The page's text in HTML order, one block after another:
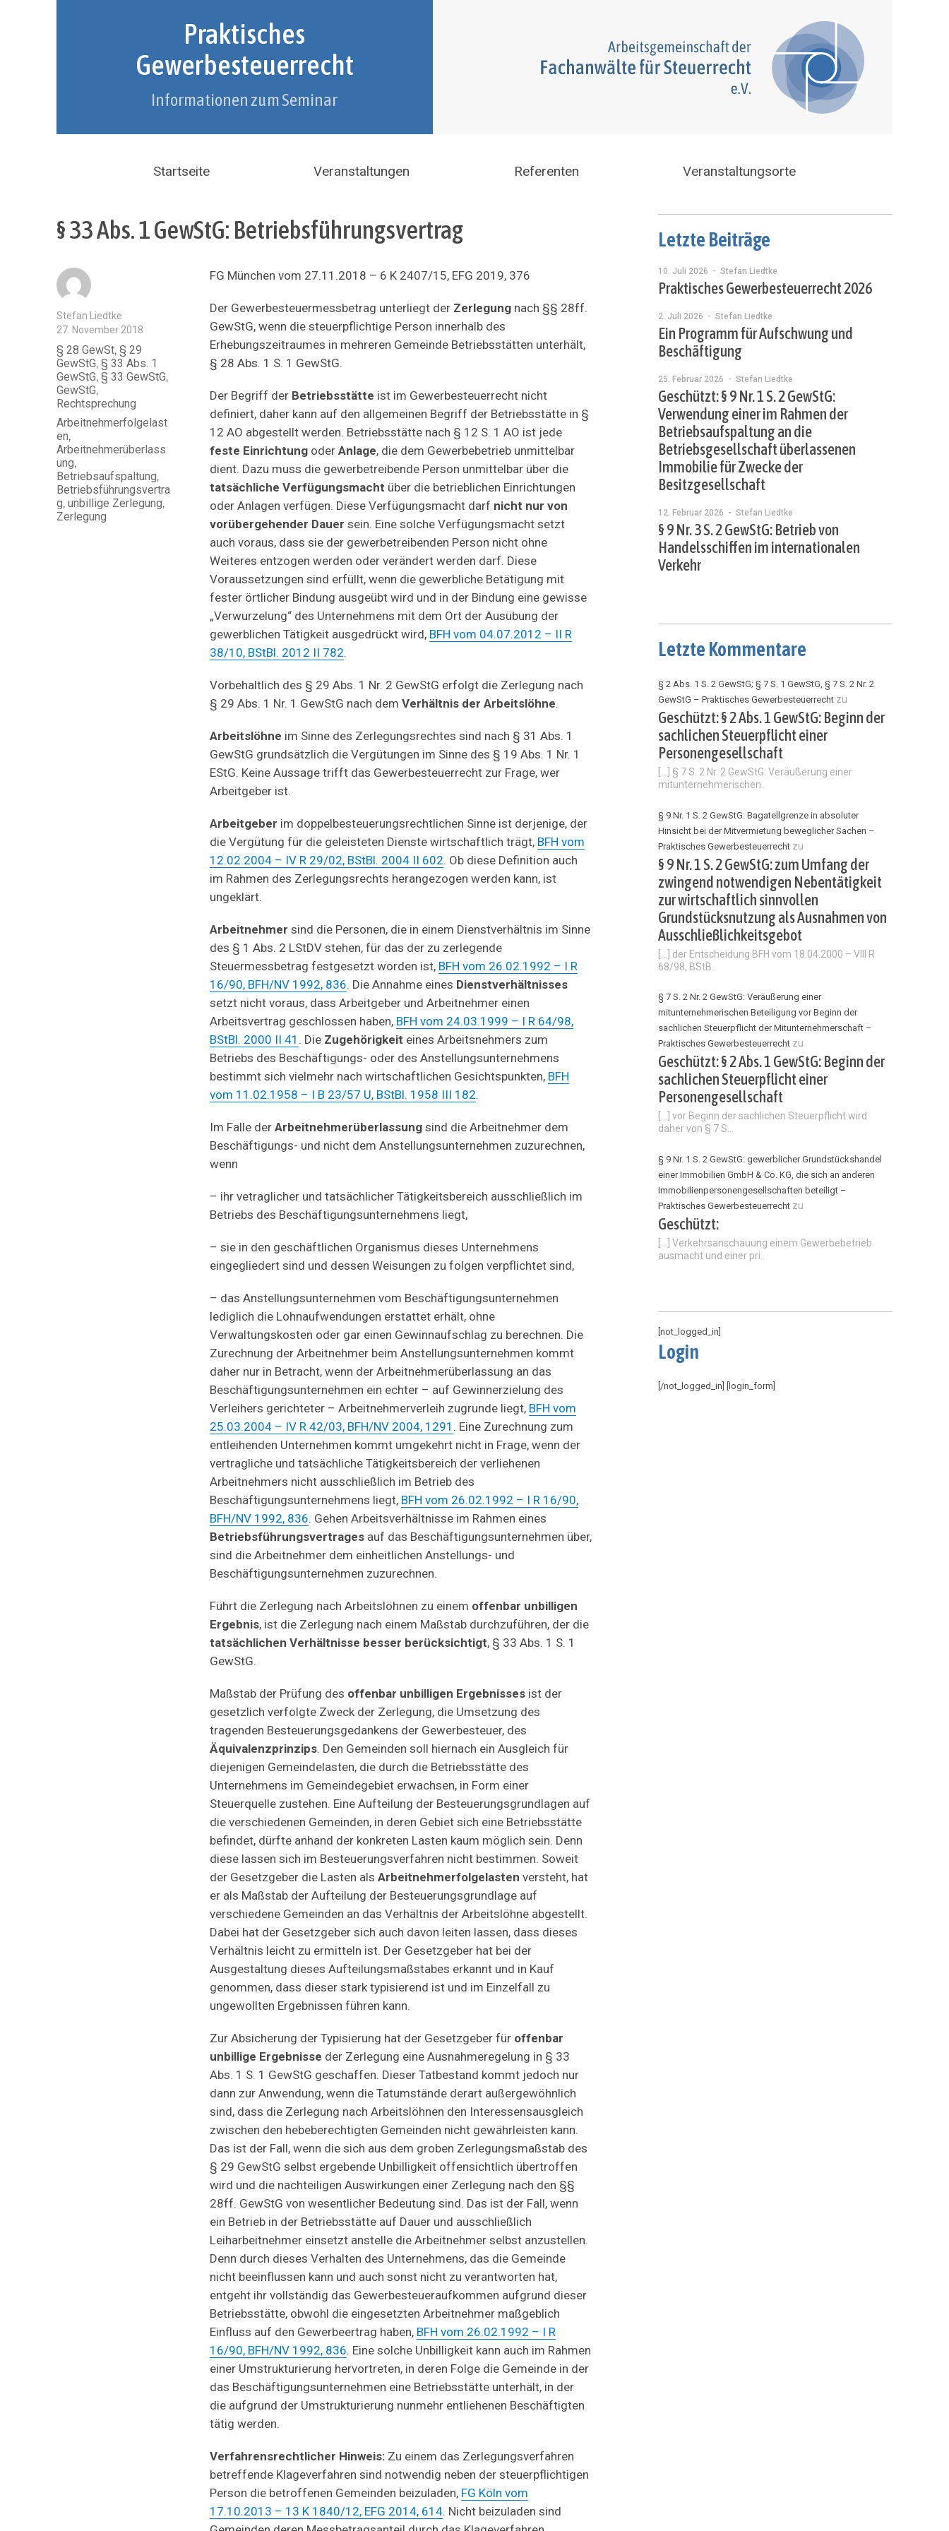
Praktisches
Gewerbesteuerrecht
Informationen zum Seminar
Startseite Veranstaltungen Referenten Veranstaltungsorte
§ 33 Abs. 1 GewStG: Betriebsführungsvertrag
FG München vom 27.11.2018 – 6 K 2407/15, EFG 2019, 376
Der Gewerbesteuermessbetrag unterliegt der Zerlegung nach §§ 28ff.
GewStG, wenn die steuerpflichtige Person innerhalb des
Erhebungszeitraumes in mehreren Gemeinde Betriebsstätten unterhält,
§ 28 Abs. 1 S. 1 GewStG.
Der Begriff der Betriebsstätte ist im Gewerbesteuerrecht nicht
definiert, daher kann auf den allgemeinen Begriff der Betriebsstätte in §
12 AO abgestellt werden. Betriebsstätte nach § 12 S. 1 AO ist jede
feste Einrichtungoder Anlage, die dem Gewerbebetrieb unmittelbar
dient. Dazu muss die gewerbetreibende Person unmittelbar über die
tatsächliche Verfügungsmacht über die betrieblichen Einrichtungen
oder Anlagen verfügen. Diese Verfügungsmacht darf nicht nur von
vorübergehender Dauer sein. Eine solche Verfügungsmacht setzt
auch voraus, dass sie der gewerbetreibenden Person nicht ohne
Weiteres entzogen werden oder verändert werden darf. Diese
Voraussetzungen sind erfüllt, wenn die gewerbliche Betätigung mit
fester örtlicher Bindung ausgeübt wird und in der Bindung eine gewisse
„Verwurzelung“ des Unternehmens mit dem Ort der Ausübung der
gewerblichen Tätigkeit ausgedrückt wird, BFH vom 04.07.2012 – II R
38/10, BStBl. 2012 II 782.
Vorbehaltlich des § 29 Abs. 1 Nr. 2 GewStG erfolgt die Zerlegung nach
§ 29 Abs. 1 Nr. 1 GewStG nach dem Verhältnis der Arbeitslöhne.
Arbeitslöhne im Sinne des Zerlegungsrechtes sind nach § 31 Abs. 1
GewStG grundsätzlich die Vergütungen im Sinne des § 19 Abs. 1 Nr. 1
EStG. Keine Aussage trifft das Gewerbesteuerrecht zur Frage, wer
Arbeitgeber ist.
Arbeitgeber im doppelbesteuerungsrechtlichen Sinne ist derjenige, der
die Vergütung für die geleisteten Dienste wirtschaftlich trägt, BFH vom
12.02.2004 – IV R 29/02, BStBl. 2004 II 602. Ob diese Definition auch
im Rahmen des Zerlegungsrechts herangezogen werden kann, ist
ungeklärt.
Arbeitnehmer sind die Personen, die in einem Dienstverhältnis im Sinne
des § 1 Abs. 2 LStDV stehen, für das der zu zerlegende
Steuermessbetrag festgesetzt worden ist, BFH vom 26.02.1992 – I R
16/90, BFH/NV 1992, 836. Die Annahme eines Dienstverhältnisses
setzt nicht voraus, dass Arbeitgeber und Arbeitnehmer einen
Arbeitsvertrag geschlossen haben, BFH vom 24.03.1999 – I R 64/98,
BStBl. 2000 II 41 . Die Zugehörigkeit eines Arbeitsnehmers zum
Betriebs des Beschäftigungs- oder des Anstellungsunternehmens
bestimmt sich vielmehr nach wirtschaftlichen Gesichtspunkten, BFH
vom 11.02.1958 – I B 23/57 U, BStBl. 1958 III 182.
Im Falle der Arbeitnehmerüberlassung sind die Arbeitnehmer dem
Beschäftigungs- und nicht dem Anstellungsunternehmen zuzurechnen,
wenn
– ihr vetraglicher und tatsächlicher Tätigkeitsbereich ausschließlich im
Betriebs des Beschäftigungsunternehmens liegt,
– sie in den geschäftlichen Organismus dieses Unternehmens
eingegliedert sind und dessen Weisungen zu folgen verpflichtet sind,
– das Anstellungsunternehmen vom Beschäftigungsunternehmen
lediglich die Lohnaufwendungen erstattet erhält, ohne
Verwaltungskosten oder gar einen Gewinnaufschlag zu berechnen. Die
Zurechnung der Arbeitnehmer beim Anstellungsunternehmen kommt
daher nur in Betracht, wenn der Arbeitnehmerüberlassung an das
Beschäftigungsunternehmen ein echter – auf Gewinnerzielung des
Verleihers gerichteter – Arbeitnehmerverleih zugrunde liegt, BFH vom
25.03.2004 – IV R 42/03, BFH/NV 2004, 1291 . Eine Zurechnung zum
entleihenden Unternehmen kommt umgekehrt nicht in Frage, wenn der
vertragliche und tatsächliche Tätigkeitsbereich der verliehenen
Arbeitnehmers nicht ausschließlich im Betrieb des
Beschäftigungsunternehmens liegt, BFH vom 26.02.1992 – I R 16/90,
BFH/NV 1992, 836. Gehen Arbeitsverhältnisse im Rahmen eines
Betriebsführungsvertrages auf das Beschäftigungsunternehmen über,
sind die Arbeitnehmer dem einheitlichen Anstellungs- und
Beschäftigungsunternehmen zuzurechnen.
Führt die Zerlegung nach Arbeitslöhnen zu einem offenbar unbilligen
Ergebnis, ist die Zerlegung nach einem Maßstab durchzuführen, der die
tatsächlichen Verhältnisse besser berücksichtigt, § 33 Abs. 1 S. 1
GewStG.
Maßstab der Prüfung des offenbar unbilligen Ergebnissesist der
gesetzlich verfolgte Zweck der Zerlegung, die Umsetzung des
tragenden Besteuerungsgedankens der Gewerbesteuer, des
Äquivalenzprinzips. Den Gemeinden soll hiernach ein Ausgleich für
diejenigen Gemeindelasten, die durch die Betriebsstätte des
Unternehmens im Gemeindegebiet erwachsen, in Form einer
Steuerquelle zustehen. Eine Aufteilung der Besteuerungsgrundlagen auf
die verschiedenen Gemeinden, in deren Gebiet sich eine Betriebsstätte
befindet, dürfte anhand der konkreten Lasten kaum möglich sein. Denn
diese lassen sich im Besteuerungsverfahren nicht bestimmen. Soweit
der Gesetzgeber die Lasten als Arbeitnehmerfolgelasten versteht, hat
er als Maßstab der Aufteilung der Besteuerungsgrundlage auf
verschiedene Gemeinden an das Verhältnis der Arbeitslöhne abgestellt.
Dabei hat der Gesetzgeber sich auch davon leiten lassen, dass dieses
Verhältnis leicht zu ermitteln ist. Der Gesetzgeber hat bei der
Ausgestaltung dieses Aufteilungsmaßstabes erkannt und in Kauf
genommen, dass dieser stark typisierend ist und im Einzelfall zu
ungewollten Ergebnissen führen kann.
Zur Absicherung der Typisierung hat der Gesetzgeber für offenbar
unbillige Ergebnisse der Zerlegung eine Ausnahmeregelung in § 33
Abs. 1 S. 1 GewStG geschaffen. Dieser Tatbestand kommt jedoch nur
dann zur Anwendung, wenn die Tatumstände derart außergewöhnlich
sind, dass die Zerlegung nach Arbeitslöhnen den Interessensausgleich
zwischen den hebeberechtigten Gemeinden nicht gewährleisten kann.
Das ist der Fall, wenn die sich aus dem groben Zerlegungsmaßstab des
§ 29 GewStG selbst ergebende Unbilligkeit offensichtlich übertroffen
wird und die nachteiligen Auswirkungen einer Zerlegung nach den §§
28ff. GewStG von wesentlicher Bedeutung sind. Das ist der Fall, wenn
ein Betrieb in der Betriebsstätte auf Dauer und ausschließlich
Leiharbeitnehmer einsetzt anstelle die Arbeitnehmer selbst anzustellen.
Denn durch dieses Verhalten des Unternehmens, das die Gemeinde
nicht beeinflussen kann und auch sonst nicht zu verantworten hat,
entgeht ihr vollständig das Gewerbesteueraufkommen aufgrund dieser
Betriebsstätte, obwohl die eingesetzten Arbeitnehmer maßgeblich
Einfluss auf den Gewerbeertrag haben, BFH vom 26.02.1992 – I R
16/90, BFH/NV 1992, 836. Eine solche Unbilligkeit kann auch im Rahmen
einer Umstrukturierung hervortreten, in deren Folge die Gemeinde in der
das Beschäftigungsunternehmen eine Betriebsstätte unterhält, in der
die aufgrund der Umstrukturierung nunmehr entliehenen Beschäftigten
tätig werden.
Verfahrensrechtlicher Hinweis:Zu einem das Zerlegungsverfahren
betreffende Klageverfahren sind notwendig neben der steuerpflichtigen
Person die betroffenen Gemeinden beizuladen, FG Köln vom
17.10.2013 – 13 K 1840/12, EFG 2014, 614. Nicht beizuladen sind
Autor
Stefan Liedtke
Veröffentlicht
am
27. November 2018
Kategorien
§ 28 GewSt,§ 29
GewStG,§ 33 Abs. 1
GewStG,§ 33 GewStG,
GewStG,
Rechtsprechung
Schlagwörter
Arbeitnehmerfolgelast
en,
Arbeitnehmerüberlass
ung,
Betriebsaufspaltung,
Betriebsführungsvertra
g,unbillige Zerlegung,
Zerlegung
Letzte Beiträge
10. Juli 2026 - Stefan Liedtke
Praktisches Gewerbesteuerrecht 2026
2. Juli 2026 - Stefan Liedtke
Ein Programm für Aufschwung und
Beschäftigung
25. Februar 2026 - Stefan Liedtke
Geschützt: § 9 Nr. 1 S. 2 GewStG:
Verwendung einer im Rahmen der
Betriebsaufspaltung an die
Betriebsgesellschaft überlassenen
Immobilie für Zwecke der
Besitzgesellschaft
12. Februar 2026 - Stefan Liedtke
§ 9 Nr. 3 S. 2 GewStG: Betrieb von
Handelsschiffen im internationalen
Verkehr
Letzte Kommentare
§ 2 Abs. 1 S. 2 GewStG; § 7 S. 1 GewStG, § 7 S. 2 Nr. 2
GewStG – Praktisches Gewerbesteuerrecht zu
Geschützt: § 2 Abs. 1 GewStG: Beginn der
sachlichen Steuerpflicht einer
Personengesellschaft
[…] § 7 S. 2 Nr. 2 GewStG: Veräußerung einer
mitunternehmerischen..
§ 9 Nr. 1 S. 2 GewStG: Bagatellgrenze in absoluter
Hinsicht bei der Mitvermietung beweglicher Sachen –
Praktisches Gewerbesteuerrecht zu
§ 9 Nr. 1 S. 2 GewStG: zum Umfang der
zwingend notwendigen Nebentätigkeit
zur wirtschaftlich sinnvollen
Grundstücksnutzung als Ausnahmen von
Ausschließlichkeitsgebot
[…] der Entscheidung BFH vom 18.04.2000 – VIII R
68/98, BStB..
§ 7 S. 2 Nr. 2 GewStG: Veräußerung einer
mitunternehmerischen Beteiligung vor Beginn der
sachlichen Steuerpflicht der Mitunternehmerschaft –
Praktisches Gewerbesteuerrecht zu
Geschützt: § 2 Abs. 1 GewStG: Beginn der
sachlichen Steuerpflicht einer
Personengesellschaft
[…] vor Beginn der sachlichen Steuerpflicht wird
daher von § 7 S...
§ 9 Nr. 1 S. 2 GewStG: gewerblicher Grundstückshandel
einer Immobilien GmbH & Co. KG, die sich an anderen
Immobilienpersonengesellschaften beteiligt –
Praktisches Gewerbesteuerrecht zu
Geschützt:
[…] Verkehrsanschauung einem Gewerbebetrieb
ausmacht und einer pri..
[not_logged_in]
Login
[/not_logged_in] [login_form]